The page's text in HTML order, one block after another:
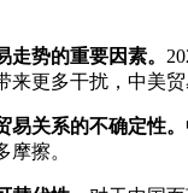
势的重要因素。
更多干扰，中美
关系的不确定性。
擦。